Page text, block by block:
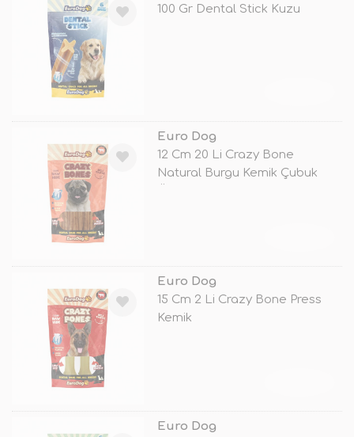
100 Gr Dental Stick Kuzu
Euro Dog
12 Cm 20 Li Crazy Bone
Natural Burgu Kemik Çubuk
Euro Dog
15 Cm 2 Li Crazy Bone Press
Kemik
Euro Dog